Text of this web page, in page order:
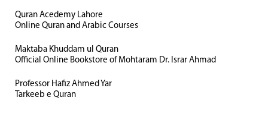
Quran Acedemy Lahore
Online Quran and Arabic Courses
Maktaba Khuddam ul Quran
Official Online Bookstore of Mohtaram Dr. Israr Ahmad
Professor Hafiz Ahmed Yar
Tarkeeb e Quran